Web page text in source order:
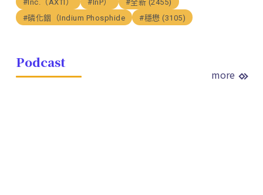
#Inc.（AXTI）
#InP）
#全新 (2455)
#磷化銦（Indium Phosphide
#穩懋 (3105)
Podcast
more